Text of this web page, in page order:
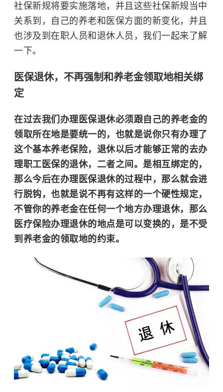
社保新规将要实施落地，并且这些社保新规当中
关系到，自己的养老和医保方面的新变化，并且
也涉及到在职人员和退休人员，我们一起来了解
一下。
医保退休，不再强制和养老金领取地相关绑
定
在过去我们办理医保退休必须跟自己的养老金的
领取所在地是要统一的，也就是说你只有办理了
这个基本养老保险，退休以后才能够正常的去办
理职工医保的退休，二者之间。是相互绑定的，
那么今后在办理医保退休的过程中，那么就会进
行脱钩，也就是说不再有这样的一个硬性规定，
不管你的养老金在任何一个地方办理退休，那么
医疗保险办理退休的地点是可以变换的，是不受
到养老金的领取地的约束。